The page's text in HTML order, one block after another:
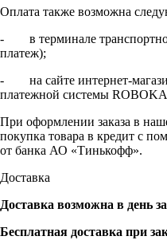
Оплата также возможна
- в терминале
платеж);
- на сайте интернет-
платежной системы
При оформлении заказа в
покупка товара в кредит с
от банка АО «Тинькофф».
Доставка
Доставка возможна в день
Бесплатная доставка при